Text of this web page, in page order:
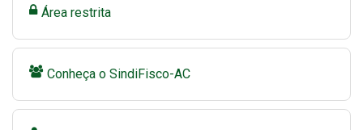
Área restrita
Conheça o SindiFisco-AC